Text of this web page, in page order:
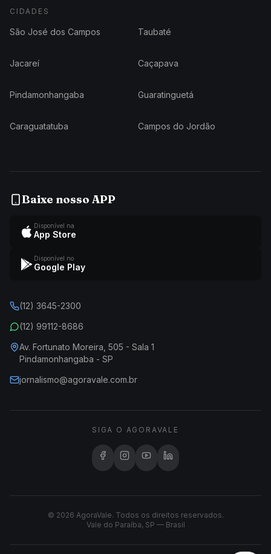
CIDADES
São José dos Campos Taubaté
Jacareí Caçapava
Pindamonhangaba Guaratinguetá
Caraguatatuba Campos do Jordão
Baixe nosso APP
Disponível na
App Store
Disponível no
Google Play
(12) 3645-2300
(12) 99112-8686
Av. Fortunato Moreira, 505 - Sala 1
Pindamonhangaba - SP
jornalismo@agoravale.com.br
SIGA O AGORAVALE
© 2026 AgoraVale. Todos os direitos reservados.
Vale do Paraíba, SP — Brasil